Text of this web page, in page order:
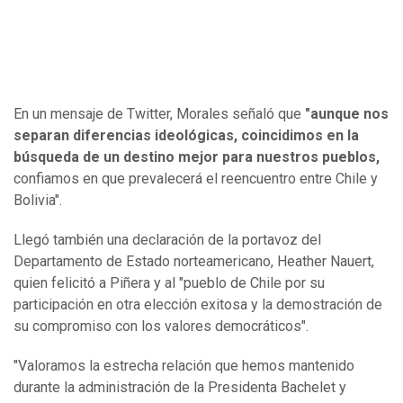
En un mensaje de Twitter, Morales señaló que "aunque nos
separan diferencias ideológicas, coincidimos en la
búsqueda de un destino mejor para nuestros pueblos,
confiamos en que prevalecerá el reencuentro entre Chile y
Bolivia".
Llegó también una declaración de la portavoz del
Departamento de Estado norteamericano, Heather Nauert,
quien felicitó a Piñera y al "pueblo de Chile por su
participación en otra elección exitosa y la demostración de
su compromiso con los valores democráticos".
"Valoramos la estrecha relación que hemos mantenido
durante la administración de la Presidenta Bachelet y